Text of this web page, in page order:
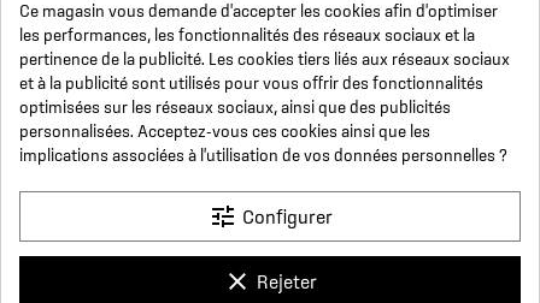
Avoirs
Informations
Suivi de commande
Devenez revendeur
NOUS SUIVRE
SUR LES RÉSEAUX
Ce magasin vous demande d'accepter les cookies afin d'optimiser
les performances, les fonctionnalités des réseaux sociaux et la
pertinence de la publicité. Les cookies tiers liés aux réseaux sociaux
et à la publicité sont utilisés pour vous offrir des fonctionnalités
optimisées sur les réseaux sociaux, ainsi que des publicités
personnalisées. Acceptez-vous ces cookies ainsi que les
implications associées à l'utilisation de vos données personnelles ?
tune Configurer
clear Rejeter